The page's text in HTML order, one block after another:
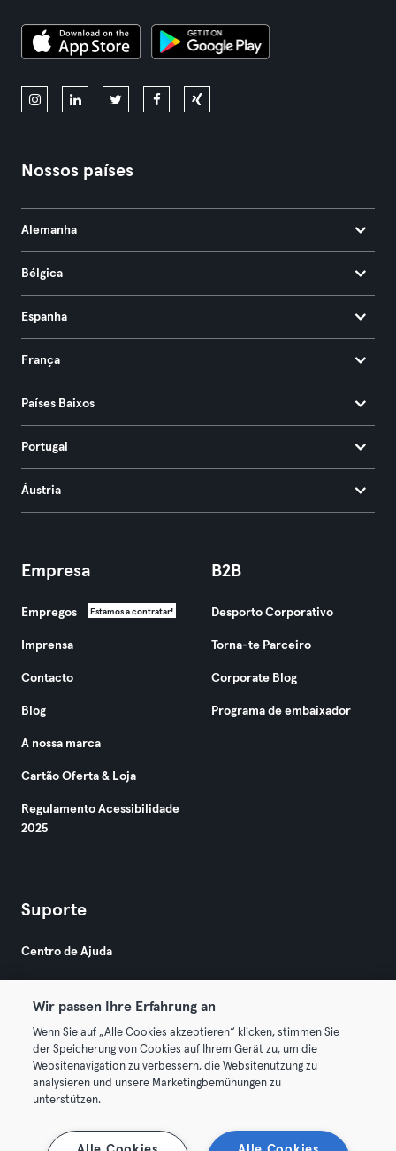
Nossos países
Alemanha
Bélgica
Espanha
França
Países Baixos
Portugal
Áustria
Empresa
Empregos Estamos a contratar!
Imprensa
Contacto
Blog
A nossa marca
Cartão Oferta & Loja
Regulamento Acessibilidade
2025
B2B
Desporto Corporativo
Torna-te Parceiro
Corporate Blog
Programa de embaixador
Suporte
Centro de Ajuda
© 2026 Urban Sports Group GmbH. All rights reserved.
Termos & Condições
Rescindir contratos aqui Cancelar contratos aqui
Wir passen Ihre Erfahrung an
Wenn Sie auf „Alle Cookies akzeptieren“ klicken, stimmen Sie
der Speicherung von Cookies auf Ihrem Gerät zu, um die
Websitenavigation zu verbessern, die Websitenutzung zu
analysieren und unsere Marketingbemühungen zu
unterstützen.